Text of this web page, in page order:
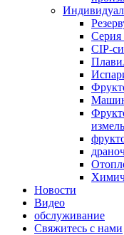
Серия
CIP-
Новости
Видео
обслуживание
Свяжитесь с нами